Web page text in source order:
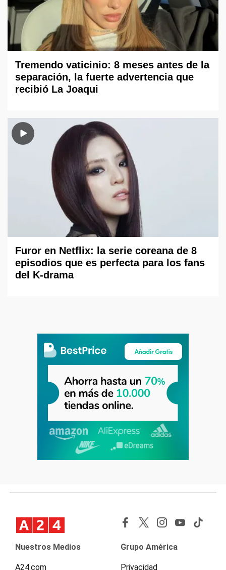
Tremendo vaticinio: 8 meses antes de la
separación, la fuerte advertencia que
recibió La Joaqui
Furor en Netflix: la serie coreana de 8
episodios que es perfecta para los fans
del K-drama
Nuestros Medios
A24.com
Grupo América
Privacidad